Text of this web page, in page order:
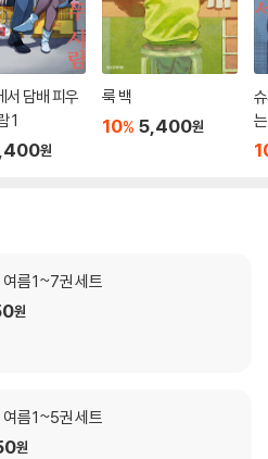
서 담배 피우
1
원
룩 백
10% 5,400원
름 1~7권 세트
원
름 1~5권 세트
원